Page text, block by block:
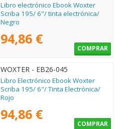
Libro electrónico Ebook Woxter
Scriba 195/ 6"/ tinta electrónica/
Negro
94,86 €
COMPRAR
WOXTER - EB26-045
Libro Electrónico Ebook Woxter
Scriba 195/ 6"/ Tinta Electrónica/
Rojo
94,86 €
COMPRAR